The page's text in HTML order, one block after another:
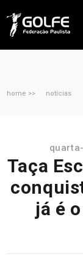
home >> notícias
Taça
já é